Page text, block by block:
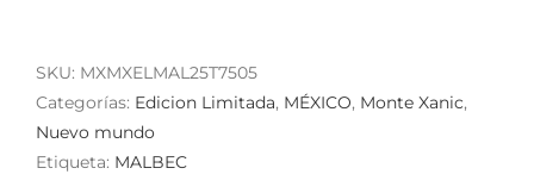
SKU: MXMXELMAL25T7505
Categorías: Edicion Limitada, MÉXICO, Monte Xanic,
Nuevo mundo
Etiqueta: MALBEC